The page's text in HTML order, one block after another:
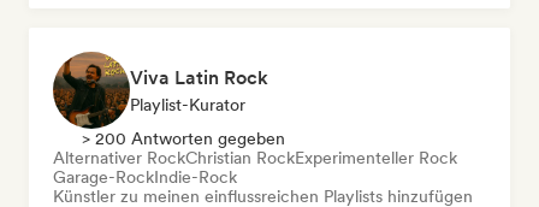
Viva Latin Rock
Playlist-Kurator
> 200 Antworten gegeben
Alternativer RockChristian RockExperimenteller Rock
Garage-RockIndie-Rock
Künstler zu meinen einflussreichen Playlists hinzufügen